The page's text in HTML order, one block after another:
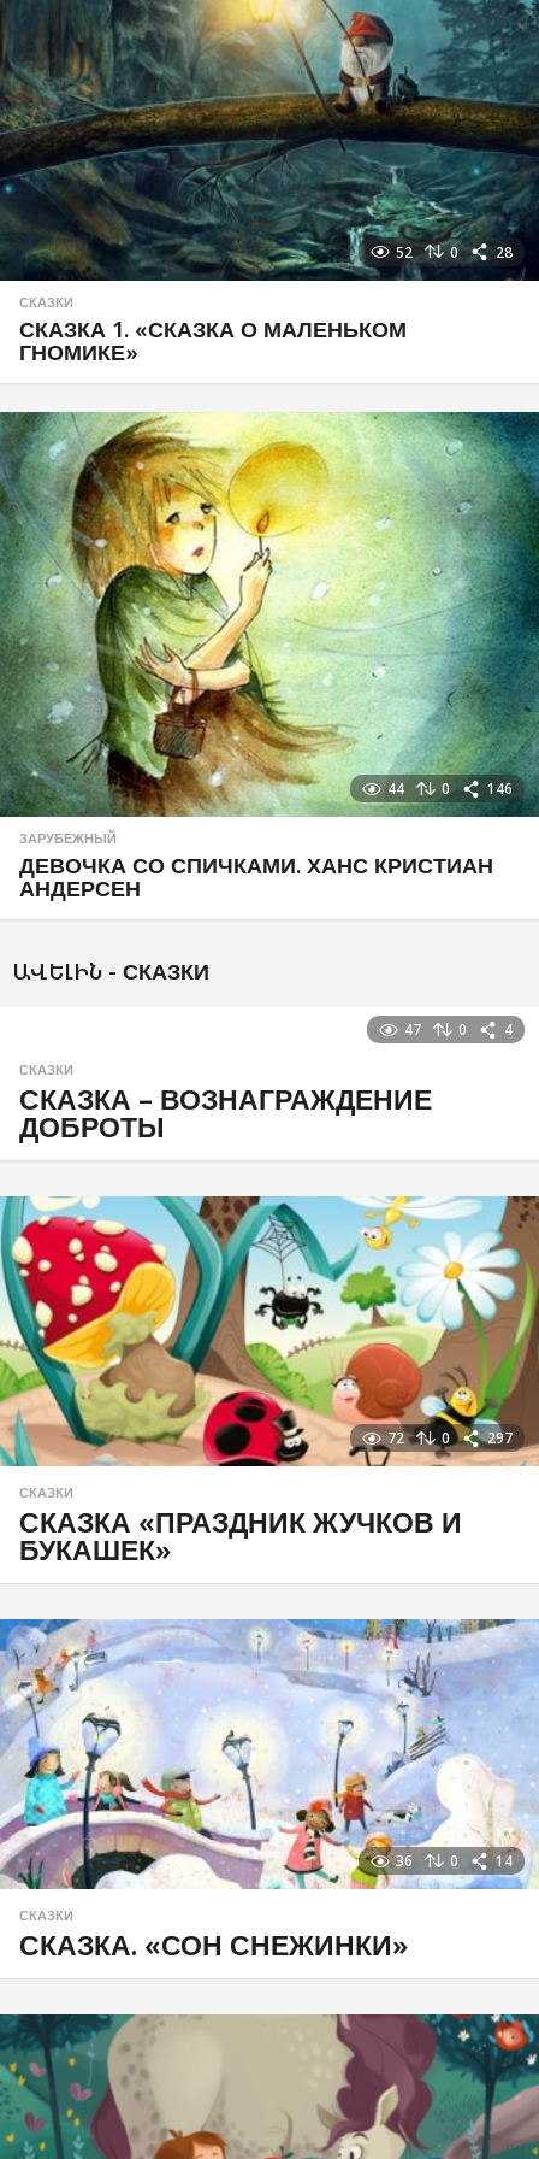
52 0 28
СКАЗКИ
СКАЗКА 1. «СКАЗКА О МАЛЕНЬКОМ
ГНОМИКЕ»
44 0 146
ЗАРУБЕЖНЫЙ
ДЕВОЧКА СО СПИЧКАМИ. ХАНС КРИСТИАН
АНДЕРСЕН
ԱՎԵԼԻՆ - СКАЗКИ
47 0 4
СКАЗКИ
СКАЗКА – ВОЗНАГРАЖДЕНИЕ
ДОБРОТЫ
72 0 297
СКАЗКИ
СКАЗКА «ПРАЗДНИК ЖУЧКОВ И
БУКАШЕК»
36 0 14
СКАЗКИ
СКАЗКА. «СОН СНЕЖИНКИ»